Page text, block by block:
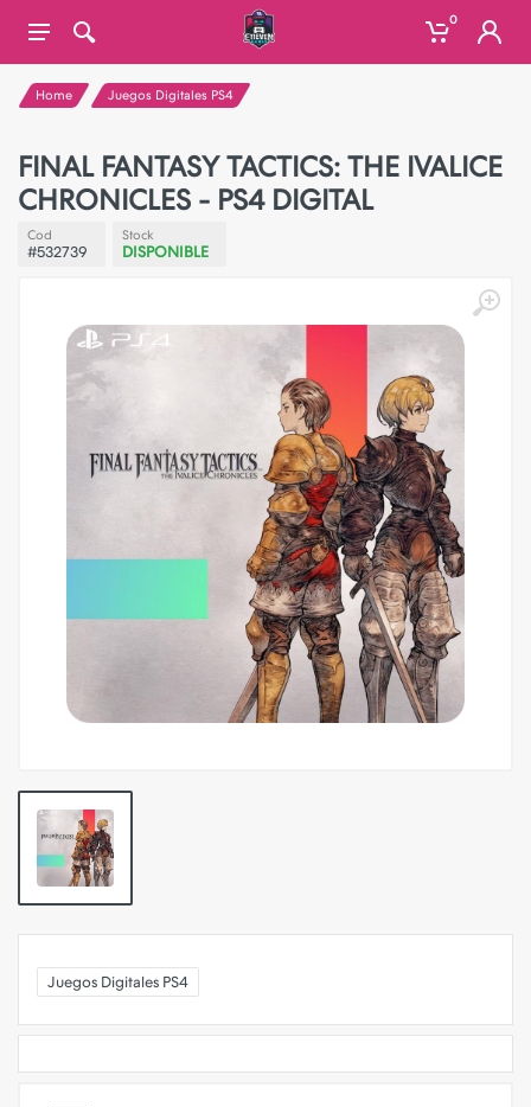
0
Home Juegos Digitales PS4
FINAL FANTASY TACTICS: THE IVALICE
CHRONICLES - PS4 DIGITAL
Cod
#532739
Stock
DISPONIBLE
Juegos Digitales PS4